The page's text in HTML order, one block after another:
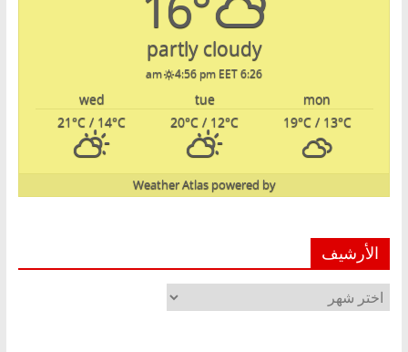
partly cloudy
6:26 am
4:56 pm EET
mon
tue
wed
19°C/ 13°C
20°C / 12°C
21°C / 14°C
powered by
Weather Atlas
الأرشيف
الأرشيف